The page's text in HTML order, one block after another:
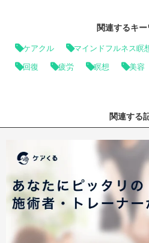
関連するキ
ケアクル マインドフルネス瞑
回復 疲労 瞑想 美容
関連する